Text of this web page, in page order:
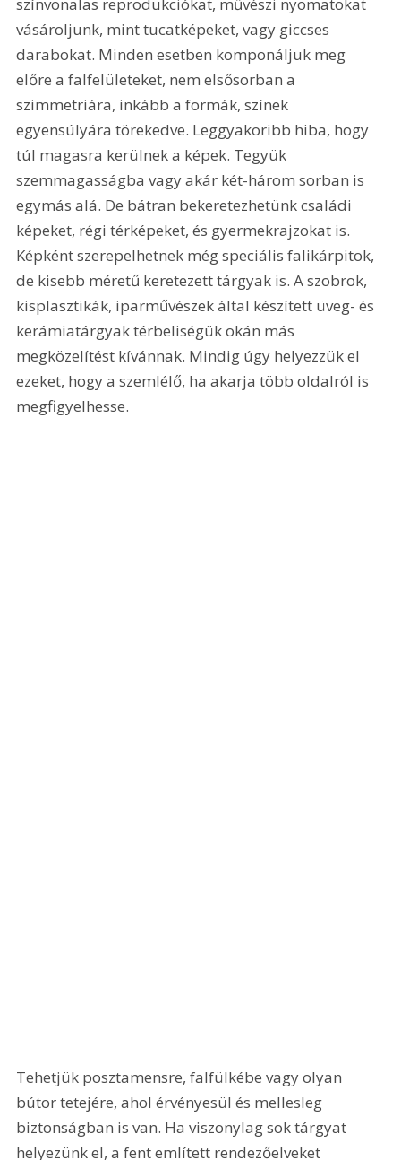
vásároljunk, mint tucatképeket, vagy giccses
darabokat. Minden esetben komponáljuk meg
előre a falfelületeket, nem elsősorban a
szimmetriára, inkább a formák, színek
egyensúlyára törekedve. Leggyakoribb hiba, hogy
túl magasra kerülnek a képek. Tegyük
szemmagasságba vagy akár két-három sorban is
egymás alá. De bátran bekeretezhetünk családi
képeket, régi térképeket, és gyermekrajzokat is.
Képként szerepelhetnek még speciális falikárpitok,
de kisebb méretű keretezett tárgyak is. A szobrok,
kisplasztikák, iparművészek által készített üveg- és
kerámiatárgyak térbeliségük okán más
megközelítést kívánnak. Mindig úgy helyezzük el
ezeket, hogy a szemlélő, ha akarja több oldalról is
megfigyelhesse.
Tehetjük posztamensre, falfülkébe vagy olyan
bútor tetejére, ahol érvényesül és mellesleg
biztonságban is van. Ha viszonylag sok tárgyat
helyezünk el, a fent említett rendezőelveket